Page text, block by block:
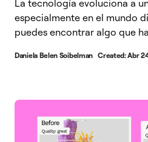
La tecnología evoluciona a
especialmente en el mundo
puedes encontrar algo que
Daniela Belen Soibelman Created:Abr